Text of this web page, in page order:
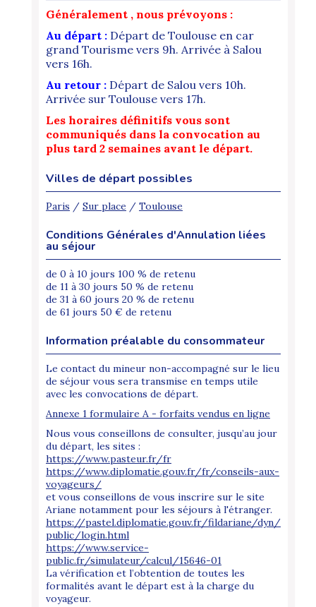
Généralement , nous prévoyons :
Au départ : Départ de Toulouse en car
grand Tourisme vers 9h. Arrivée à Salou
vers 16h.
Au retour : Départ de Salou vers 10h.
Arrivée sur Toulouse vers 17h.
Les horaires définitifs vous sont
communiqués dans la convocation au
plus tard 2 semaines avant le départ.
Villes de départ possibles
Paris / Sur place / Toulouse
Conditions Générales d'Annulation liées
au séjour
de 0 à 10 jours 100 % de retenu
de 11 à 30 jours 50 % de retenu
de 31 à 60 jours 20 % de retenu
de 61 jours 50 € de retenu
Information préalable du consommateur
Le contact du mineur non-accompagné sur le lieu
de séjour vous sera transmise en temps utile
avec les convocations de départ.
Annexe 1 formulaire A - forfaits vendus en ligne
Nous vous conseillons de consulter, jusqu’au jour
du départ, les sites :
https://www.pasteur.fr/fr
https://www.diplomatie.gouv.fr/fr/conseils-aux-
voyageurs/
et vous conseillons de vous inscrire sur le site
Ariane notamment pour les séjours à l'étranger.
https://pastel.diplomatie.gouv.fr/fildariane/dyn/
public/login.html
https://www.service-
public.fr/simulateur/calcul/15646-01
La vérification et l’obtention de toutes les
formalités avant le départ est à la charge du
voyageur.